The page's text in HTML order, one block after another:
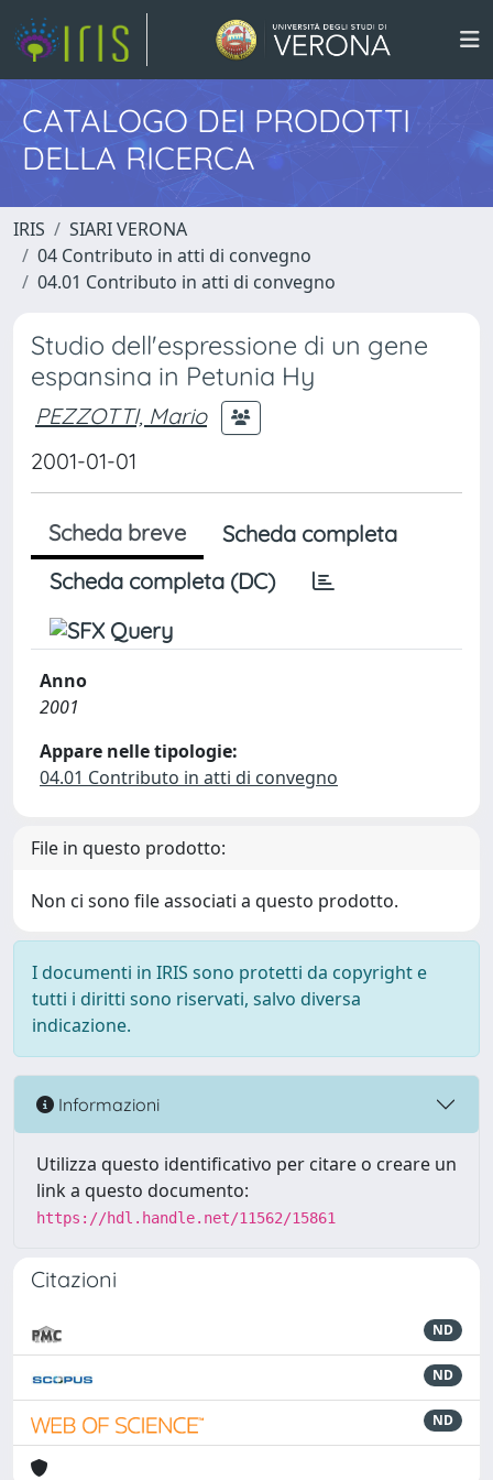
CATALOGO DEI PRODOTTI
DELLA RICERCA
IRIS
SIARI VERONA
04 Contributo in atti di convegno
04.01 Contributo in atti di convegno
Studio dell'espressione di un gene
espansina in Petunia Hy
PEZZOTTI, Mario
2001-01-01
Scheda breve
Scheda completa
Scheda completa (DC)
Anno
2001
Appare nelle tipologie:
04.01 Contributo in atti di convegno
File in questo prodotto:
Non ci sono file associati a questo prodotto.
I documenti in IRIS sono protetti da copyright e
tutti i diritti sono riservati, salvo diversa
indicazione.
Informazioni
Utilizza questo identificativo per citare o creare un
link a questo documento:
https://hdl.handle.net/11562/15861
Citazioni
ND
ND
ND